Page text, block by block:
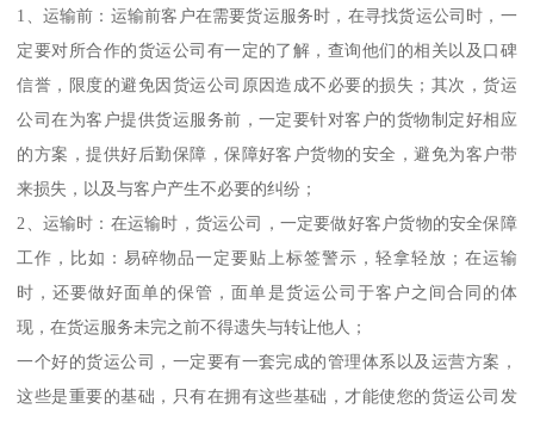
1、运输前：运输前客户在需要货运服务时，在寻找货运公司时，一
定要对所合作的货运公司有一定的了解，查询他们的相关以及口碑
信誉，限度的避免因货运公司原因造成不必要的损失；其次，货运
公司在为客户提供货运服务前，一定要针对客户的货物制定好相应
的方案，提供好后勤保障，保障好客户货物的安全，避免为客户带
来损失，以及与客户产生不必要的纠纷；
2、运输时：在运输时，货运公司，一定要做好客户货物的安全保障
工作，比如：易碎物品一定要贴上标签警示，轻拿轻放；在运输
时，还要做好面单的保管，面单是货运公司于客户之间合同的体
现，在货运服务未完之前不得遗失与转让他人；
一个好的货运公司，一定要有一套完成的管理体系以及运营方案，
这些是重要的基础，只有在拥有这些基础，才能使您的货运公司发